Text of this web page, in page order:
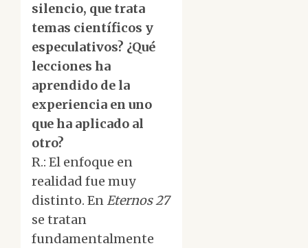
silencio, que trata
temas científicos y
especulativos? ¿Qué
lecciones ha
aprendido de la
experiencia en uno
que ha aplicado al
otro?
R.: El enfoque en
realidad fue muy
distinto. EnEternos 27
se tratan
fundamentalmente